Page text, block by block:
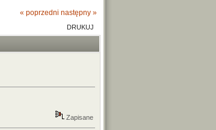
« poprzedni następny »
DRUKUJ
Zapisane